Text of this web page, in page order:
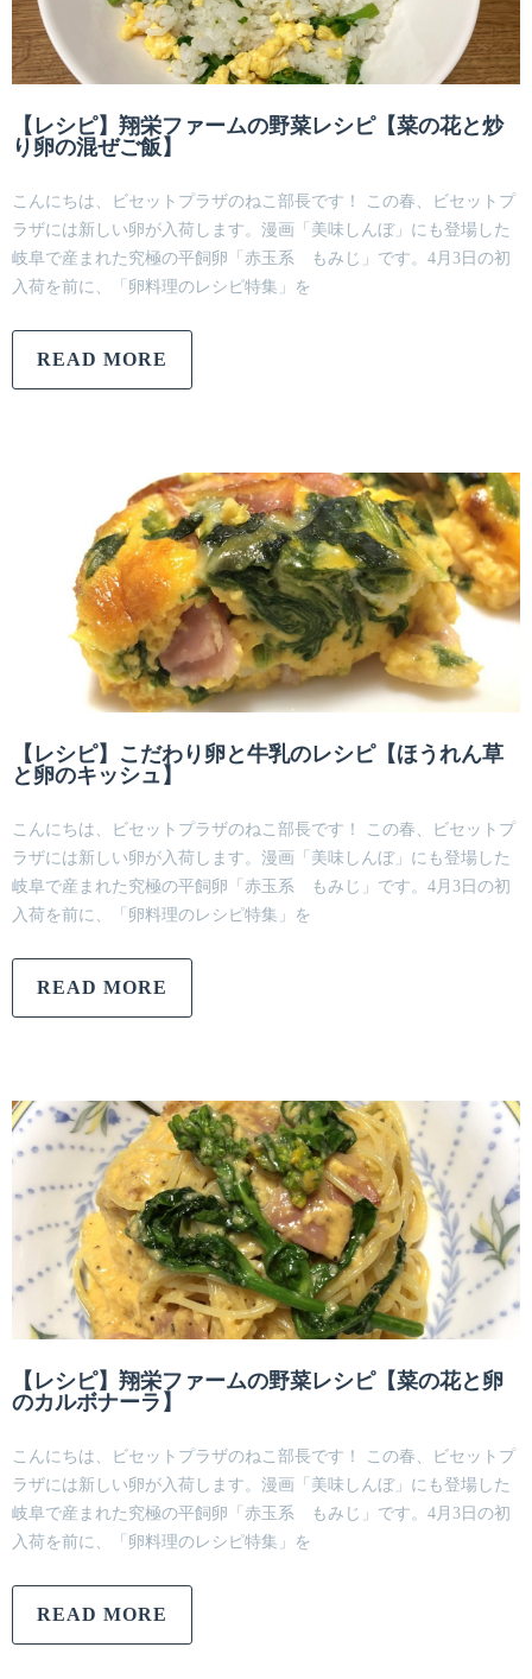
【レシピ】翔栄ファームの野菜レシピ【菜の花と炒
り卵の混ぜご飯】
こんにちは、ビセットプラザのねこ部長です！ この春、ビセットプ
ラザには新しい卵が入荷します。漫画「美味しんぼ」にも登場した
岐阜で産まれた究極の平飼卵「赤玉系 もみじ」です。4月3日の初
入荷を前に、「卵料理のレシピ特集」を
READ MORE
【レシピ】こだわり卵と牛乳のレシピ【ほうれん草
と卵のキッシュ】
こんにちは、ビセットプラザのねこ部長です！ この春、ビセットプ
ラザには新しい卵が入荷します。漫画「美味しんぼ」にも登場した
岐阜で産まれた究極の平飼卵「赤玉系 もみじ」です。4月3日の初
入荷を前に、「卵料理のレシピ特集」を
READ MORE
【レシピ】翔栄ファームの野菜レシピ【菜の花と卵
のカルボナーラ】
こんにちは、ビセットプラザのねこ部長です！ この春、ビセットプ
ラザには新しい卵が入荷します。漫画「美味しんぼ」にも登場した
岐阜で産まれた究極の平飼卵「赤玉系 もみじ」です。4月3日の初
入荷を前に、「卵料理のレシピ特集」を
READ MORE